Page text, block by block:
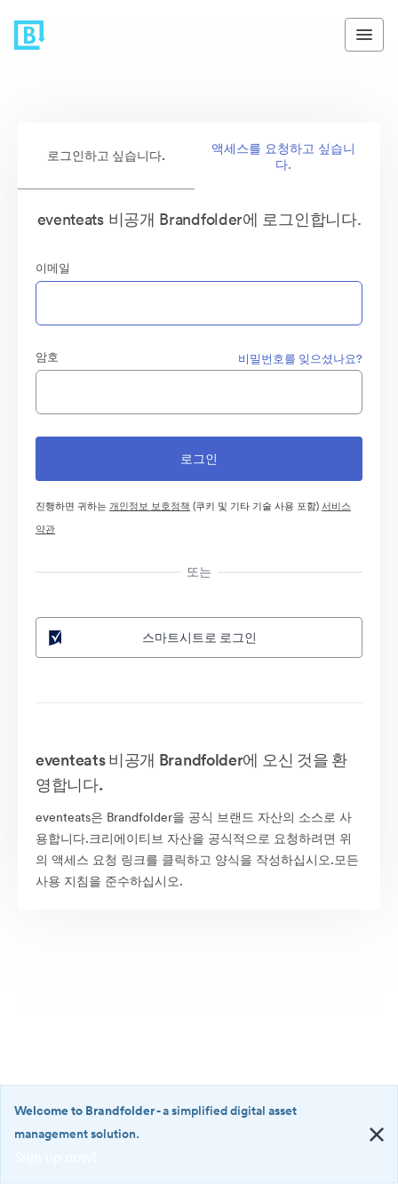
로그인하고 싶습니다.
액세스를 요청하고 싶습니
다.
eventeats 비공개 Brandfolder에 로그인합니다.
이메일
암호 비밀번호를 잊으셨나요?
진행하면 귀하는개인정보 보호정책 (쿠키 및 기타 기술 사용 포함)서비스
약관
또는
스마트시트로 로그인
eventeats 비공개 Brandfolder에 오신 것을 환
영합니다.
eventeats은 Brandfolder을 공식 브랜드 자산의 소스로 사
용합니다.크리에이티브 자산을 공식적으로 요청하려면 위
의 액세스 요청 링크를 클릭하고 양식을 작성하십시오.모든
사용 지침을 준수하십시오.
·
Welcome to Brandfolder- a simplified digital asset
management solution.